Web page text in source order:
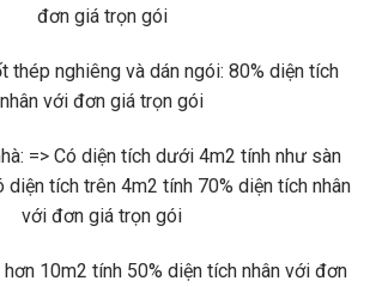
đơn giá trọn gói
thép nghiêng và dán ngói: 80% diện tích
nhân với đơn giá trọn gói
=> Có diện tích dưới 4m2 tính như sàn
diện tích trên 4m2 tính 70% diện tích nhân
với đơn giá trọn gói
10m2 tính 50% diện tích nhân với đơn